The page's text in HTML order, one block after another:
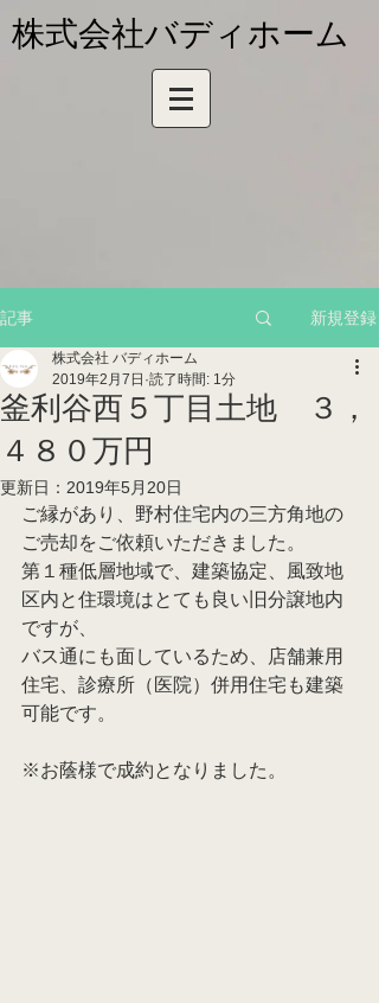
株式会社バディホーム
記事 新規登録
釜利谷西５丁目土地 ３，
４８０万円
株式会社 バディホーム
2019年2月7日 読了時間: 1分
更新日： 2019年5月20日
ご縁があり、野村住宅内の三方角地の
ご売却をご依頼いただきました。
第１種低層地域で、建築協定、風致地
区内と住環境はとても良い旧分譲地内
ですが、
バス通にも面しているため、店舗兼用
住宅、診療所（医院）併用住宅も建築
可能です。
※お蔭様で成約となりました。